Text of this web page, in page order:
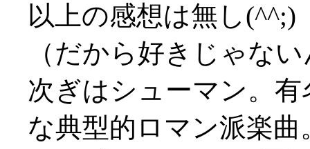
以上の感想は無し(^^;)
（だから好きじゃな
次ぎはシューマン。
な典型的ロマン派楽曲